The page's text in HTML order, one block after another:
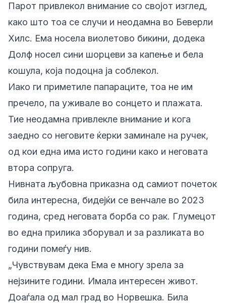
Парот привлекол внимание со својот изглед,
како што тоа се случи и неодамна во Беверли
Хилс. Ема носела виолетово бикини, додека
Долф носел сини шорцеви за капење и бела
кошула, која подоцна ја соблекол.
Иако ги приметиле папараците, тоа не им
пречело, па уживале во сонцето и плажата.
Тие неодамна привлекле внимание и кога
заедно со неговите ќерки заминале на ручек,
од кои една има исто години како и неговата
втора сопруга.
Нивната љубовна приказна од самиот почеток
била интересна, бидејќи се венчале во 2023
година, сред неговата борба со рак. Глумецот
во една прилика зборувал и за разликата во
години помеѓу нив.
„Чувствувам дека Ема е многу зрела за
нејзините години. Имала интересен живот.
Доаѓала од мал град во Норвешка. Била